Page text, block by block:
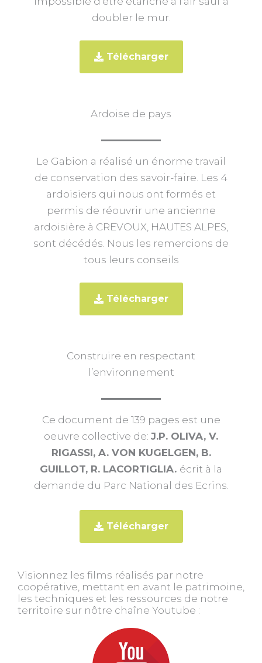
doubler le mur.
Télécharger
Ardoise de pays
Le Gabion a réalisé un énorme travail
de conservation des savoir-faire. Les 4
ardoisiers qui nous ont formés et
permis de réouvrir une ancienne
ardoisière à CREVOUX, HAUTES ALPES,
sont décédés. Nous les remercions de
tous leurs conseils
Télécharger
Construire en respectant
l’environnement
Ce document de 139 pages est une
oeuvre collective de: J.P. OLIVA, V.
RIGASSI, A. VON KUGELGEN, B.
GUILLOT, R. LACORTIGLIA. écrit à la
demande du Parc National des Ecrins.
Télécharger
Visionnez les films réalisés par notre
coopérative, mettant en avant le patrimoine,
les techniques et les ressources de notre
territoire sur nôtre chaîne Youtube :